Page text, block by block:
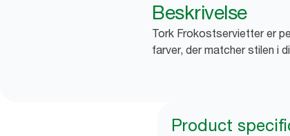
Beskrivelse
Tork Frokostservietter er
farver, der matcher stilen i
Product